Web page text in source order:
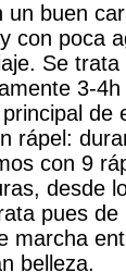
un buen
con poca
Se
3-
de
rápel:
con 9
desde
pues
marcha
belleza.